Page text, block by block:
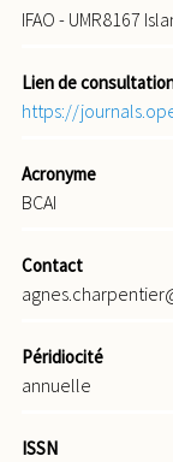
IFAO - UMR8167
Lien de
https://
Acronyme
BCAI
Contact
Péridiocité
annuelle
ISSN